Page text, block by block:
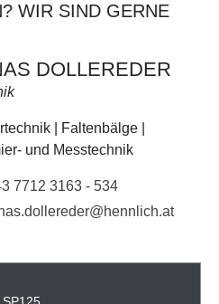
WIR SIND GERNE
DOLLEREDER
| Faltenbälge |
und Messtechnik
7712 3163 - 534